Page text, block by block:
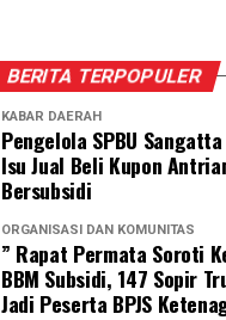
BERITA TERPOPULER
KABAR DAERAH
Pengelola SPBU
Isu Jual Beli Kupon
Bersubsidi
ORGANISASI DAN KOMUNITAS
” Rapat Permata Soroti
BBM Subsidi, 147 Sopir
Jadi Peserta BPJS